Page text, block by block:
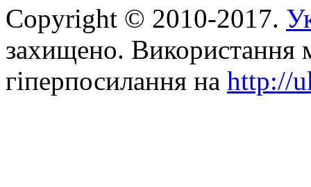
Copyright © 2010-2017.
захищено. Використання
гіперпосилання на http://